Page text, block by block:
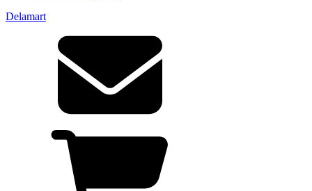
Delamart